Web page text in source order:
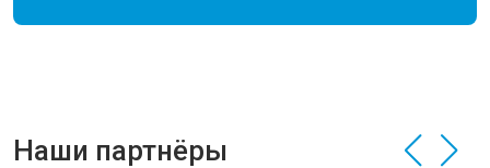
Наши партнёры